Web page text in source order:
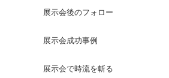
展示会後のフォロー
展示会成功事例
展示会で時流を斬る